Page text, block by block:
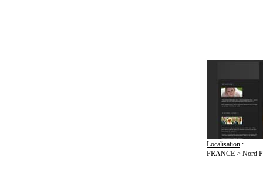
Localisation :
FRANCE > Nord